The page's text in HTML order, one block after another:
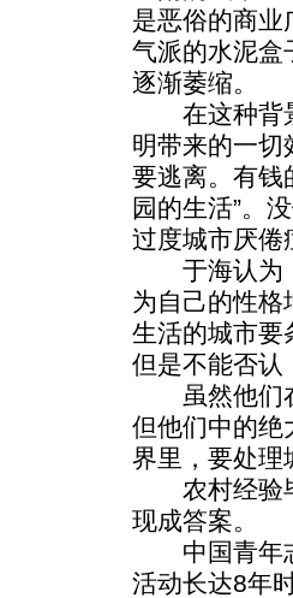
是恶俗的商业
气派的水泥盒
逐渐萎缩。
在这种背景
明带来的一切
要逃离。有钱
园的生活”。
过度城市厌倦
于海认为，
为自己的性格
生活的城市要
但是不能否认
虽然他们在
但他们中的绝
界里，要处理
农村经验毕
现成答案。
中国青年志
活动长达8年